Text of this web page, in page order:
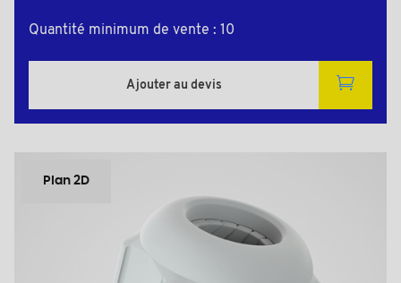
Quantité minimum de vente : 10
Ajouter au devis
Plan 2D